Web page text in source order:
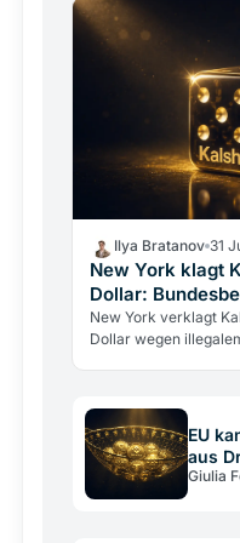
Ilya Bratanov 31
New York klagt
Dollar:
New York verklagt
Dollar wegen
EU
aus
Giulia